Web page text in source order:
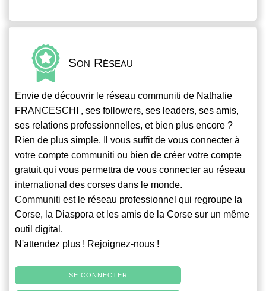
Son Réseau
Envie de découvrir le réseau communiti de Nathalie
FRANCESCHI , ses followers, ses leaders, ses amis,
ses relations professionnelles, et bien plus encore ?
Rien de plus simple. Il vous suffit de vous connecter à
votre compte communiti ou bien de créer votre compte
gratuit qui vous permettra de vous connecter au réseau
international des corses dans le monde.
Communiti est le réseau professionnel qui regroupe la
Corse, la Diaspora et les amis de la Corse sur un même
outil digital.
N'attendez plus ! Rejoignez-nous !
SE CONNECTER